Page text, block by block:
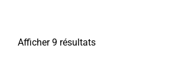
Afficher 9 résultats